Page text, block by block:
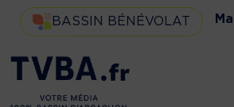
BASSIN BÉNÉVOLAT